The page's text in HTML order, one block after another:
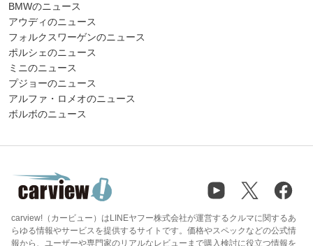
BMWのニュース
アウディのニュース
フォルクスワーゲンのニュース
ポルシェのニュース
ミニのニュース
プジョーのニュース
アルファ・ロメオのニュース
ボルボのニュース
carview!（カービュー）はLINEヤフー株式会社が運営するクルマに関するあ
らゆる情報やサービスを提供するサイトです。価格やスペックなどの公式情
報から、ユーザーや専門家のリアルなレビューまで購入検討に役立つ情報を